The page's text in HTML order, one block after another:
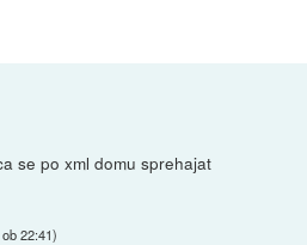
se po xml domu sprehajat
22:41)